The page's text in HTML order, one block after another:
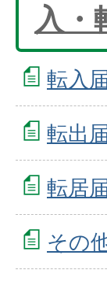
入・
転入
転出
転居
その